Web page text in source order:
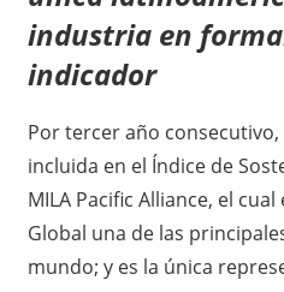
industria en
indicador
Por tercer año
incluida en el Índice de
MILA Pacific Alliance, el
Global una de las
mundo; y es la única